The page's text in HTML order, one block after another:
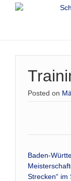
Posted on
Baden-
Strecken“ im